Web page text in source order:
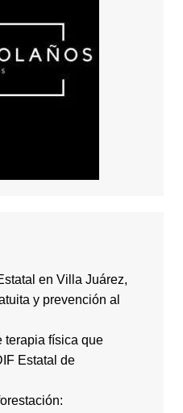
en Villa Juárez,
y prevención al
terapia física que
Estatal de